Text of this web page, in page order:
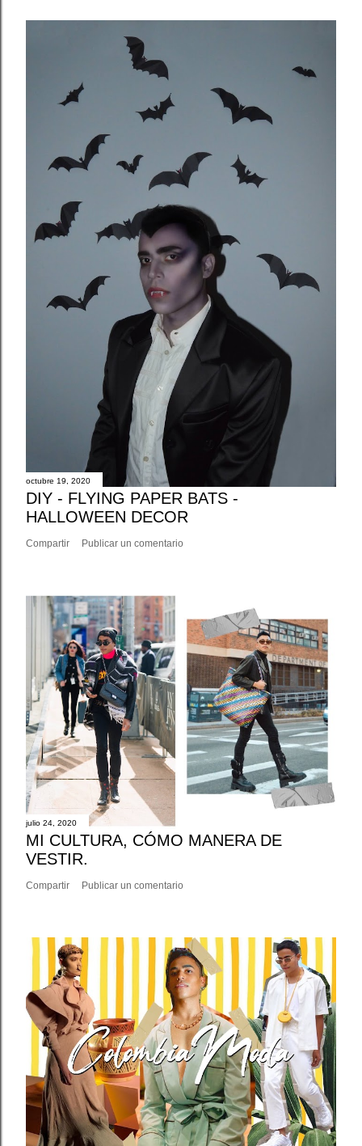
octubre 19, 2020
DIY - FLYING PAPER BATS -
HALLOWEEN DECOR
Compartir Publicar un comentario
julio 24, 2020
MI CULTURA, CÓMO MANERA DE
VESTIR.
Compartir Publicar un comentario